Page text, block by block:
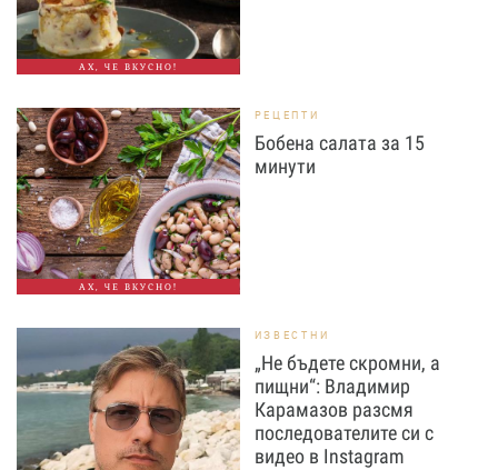
АХ, ЧЕ ВКУСНО!
АХ, ЧЕ ВКУСНО!
РЕЦЕПТИ
Бобена салата за 15
минути
ИЗВЕСТНИ
„Не бъдете скромни, а
пищни“: Владимир
Карамазов разсмя
последователите си с
видео в Instagram